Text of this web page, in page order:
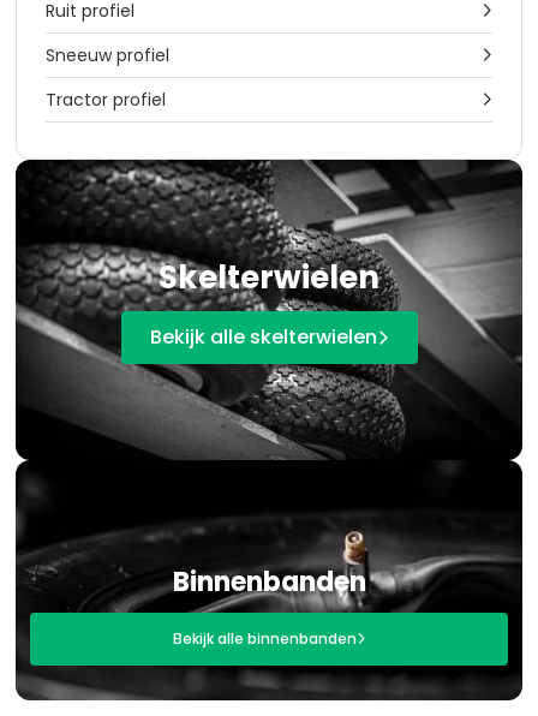
Ruit profiel 
Sneeuw profiel 
Tractor profiel 
Skelterwielen
Bekijk alle skelterwielen
Binnenbanden
Bekijk alle binnenbanden